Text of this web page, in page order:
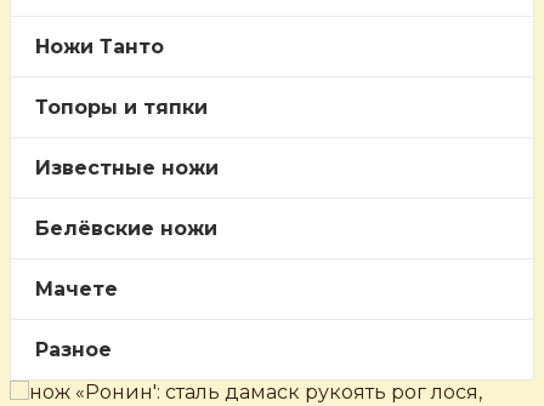
Ножи Танто
Топоры и тяпки
Известные ножи
Белёвские ножи
Мачете
Разное